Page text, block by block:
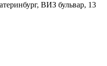
ВИЗ бульвар, 13